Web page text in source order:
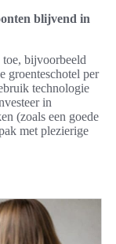
blijvend in
bijvoorbeeld
groenteschotel per
technologie
in
(zoals een goede
met plezierige